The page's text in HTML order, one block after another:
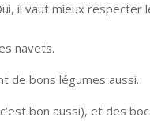
il vaut mieux respecter
navets.
de bons légumes aussi.
bon aussi), et des